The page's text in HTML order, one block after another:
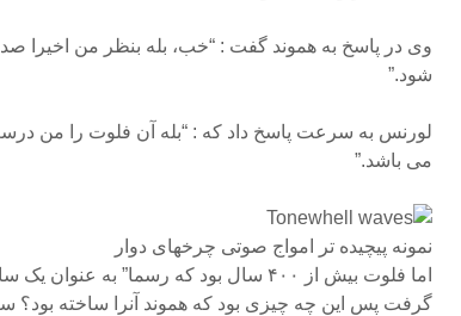
وی در پاسخ به هموند گفت : “خب، بله بنظر من اخیرا
شود.”
لورنس به سرعت پاسخ داد که : “بله آن فلوت را من
می باشد.”
نمونه پیچیده تر امواج صوتی چرخهای دوار
اما فلوت بیش از ۴۰۰ سال بود که رسما” به
گرفت پس این چه چیزی بود که هموند آنرا ساخته بود؟